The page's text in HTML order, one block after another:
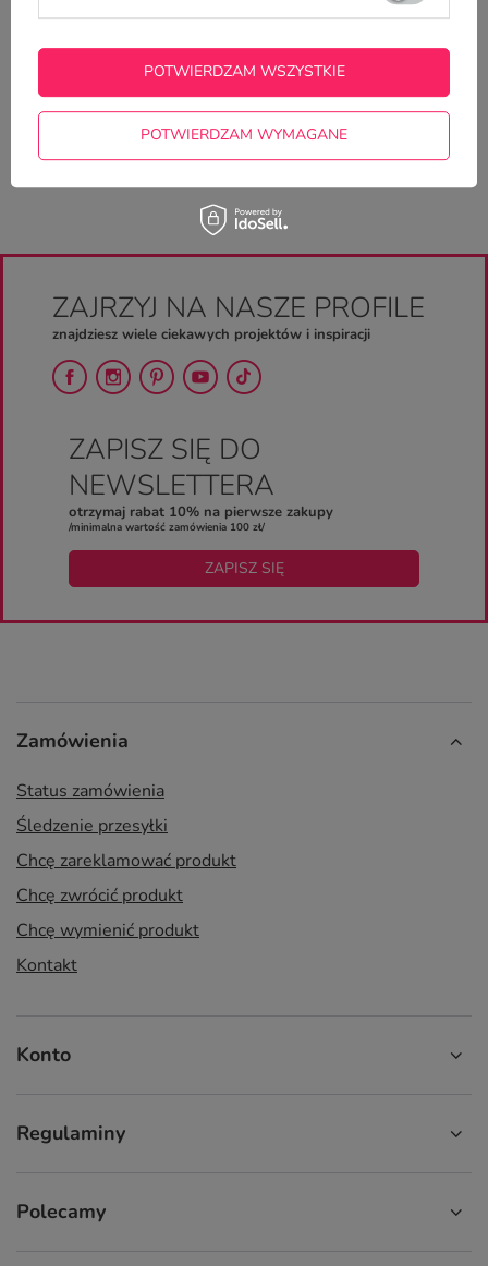
niezwłocznie, najciekawsze pytania i
odpowiedzi publikując dla innych.
ZADAJ PYTANIE
ZAJRZYJ NA NASZE PROFILE
znajdziesz wiele ciekawych projektów i inspiracji
ZAPISZ SIĘ DO
NEWSLETTERA
otrzymaj rabat 10% na pierwsze zakupy
/minimalna wartość zamówienia 100 zł/
ZAPISZ SIĘ
Zamówienia
Status zamówienia
Śledzenie przesyłki
Chcę zareklamować produkt
Chcę zwrócić produkt
Chcę wymienić produkt
Kontakt
Konto
Regulaminy
Polecamy
POTWIERDZAM WYMAGANE
POTWIERDZAM WSZYSTKIE